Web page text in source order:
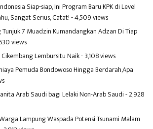
Siap-siap, Ini Program Baru KPK di Level
Sangat Serius, Catat!- 4,509 views
7 Muadzin Kumandangkan Adzan Di Tiap
views
Lembursitu Naik- 3,108 views
Pemuda Bondowoso Hingga Berdarah,Apa
Arab Saudi bagi Lelaki Non-Arab Saudi- 2,928
Lampung Waspada Potensi Tsunami Malam